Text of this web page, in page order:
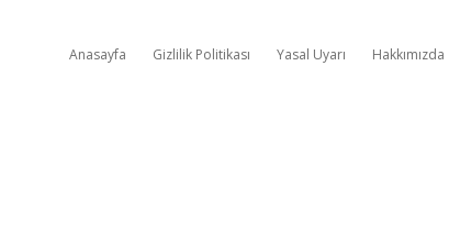
Anasayfa Gizlilik Politikası Yasal Uyarı Hakkımızda